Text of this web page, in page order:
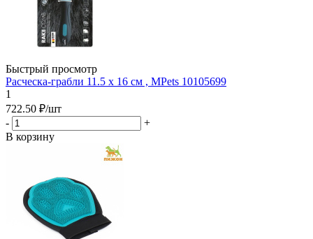
Быстрый просмотр
Расческа-грабли 11.5 x 16 см , MPets 10105699
1
722.50 ₽/шт
-
+
В корзину